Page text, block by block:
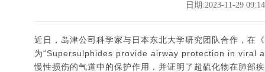
日期:2023-11-29
近日，岛津公司科学家与日本东北大学研究团队合作，
为“Supersulphides provide airway protection in viral
慢性损伤的气道中的保护作用，并证明了超硫化物在肺部